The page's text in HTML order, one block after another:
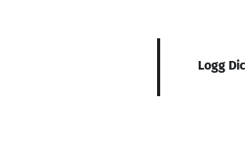
Logg